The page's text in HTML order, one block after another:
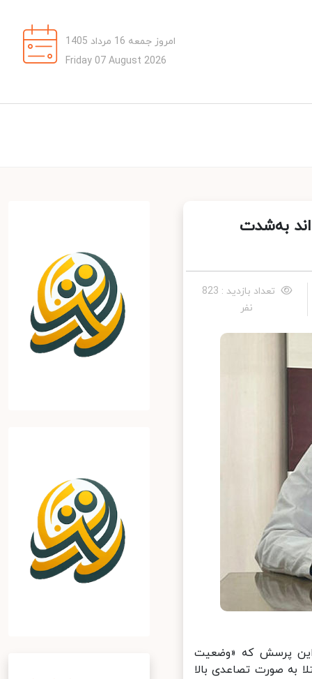
امروز جمعه 16 مرداد 1405
Friday 07 August 2026
به‌شدت
تعداد بازدید : 823
نفر
پرسش که «وضعیت
به صورت تصاعدی بالا